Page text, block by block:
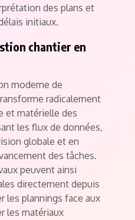
des plans et
initiaux.
chantier en
moderne de
radicalement
et matérielle des
les flux de données,
globale et en
des tâches.
peuvent ainsi
directement depuis
les plannings face aux
les matériaux